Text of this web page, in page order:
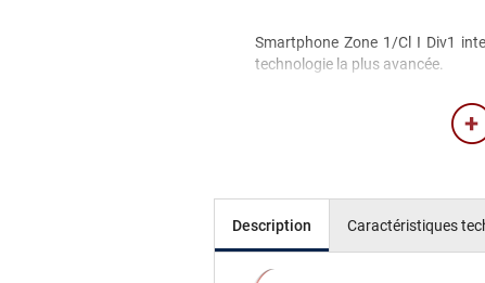
Smartphone Zone 1/Cl I Div1
technologie la plus avancée.
Description Caractéristiques